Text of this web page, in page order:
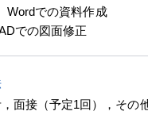
Wordでの資料作成
での図面修正
面接（予定1回），その